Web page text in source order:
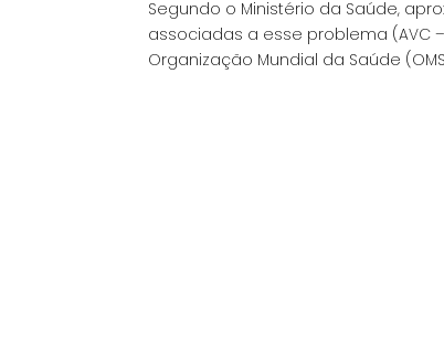
Segundo o Ministério da Saúde,
associadas a esse problema (AVC
Organização Mundial da Saúde